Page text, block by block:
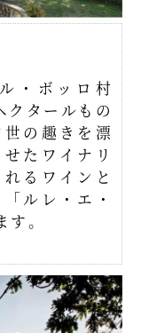
・ボッロ村
クタールもの
の趣きを漂
たワイナリ
るワインと
ルレ・エ・
。